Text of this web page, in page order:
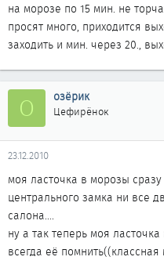
на морозе по 15 мин. не
просят много, приходится
заходить и мин. через 20.,
О озёрик
Цефирёнок
23.12.2010
моя ласточка в морозы
центрального замка ни все
салона....
ну а так теперь моя
всегда её